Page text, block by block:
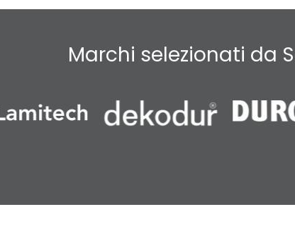
Marchi selezionati da